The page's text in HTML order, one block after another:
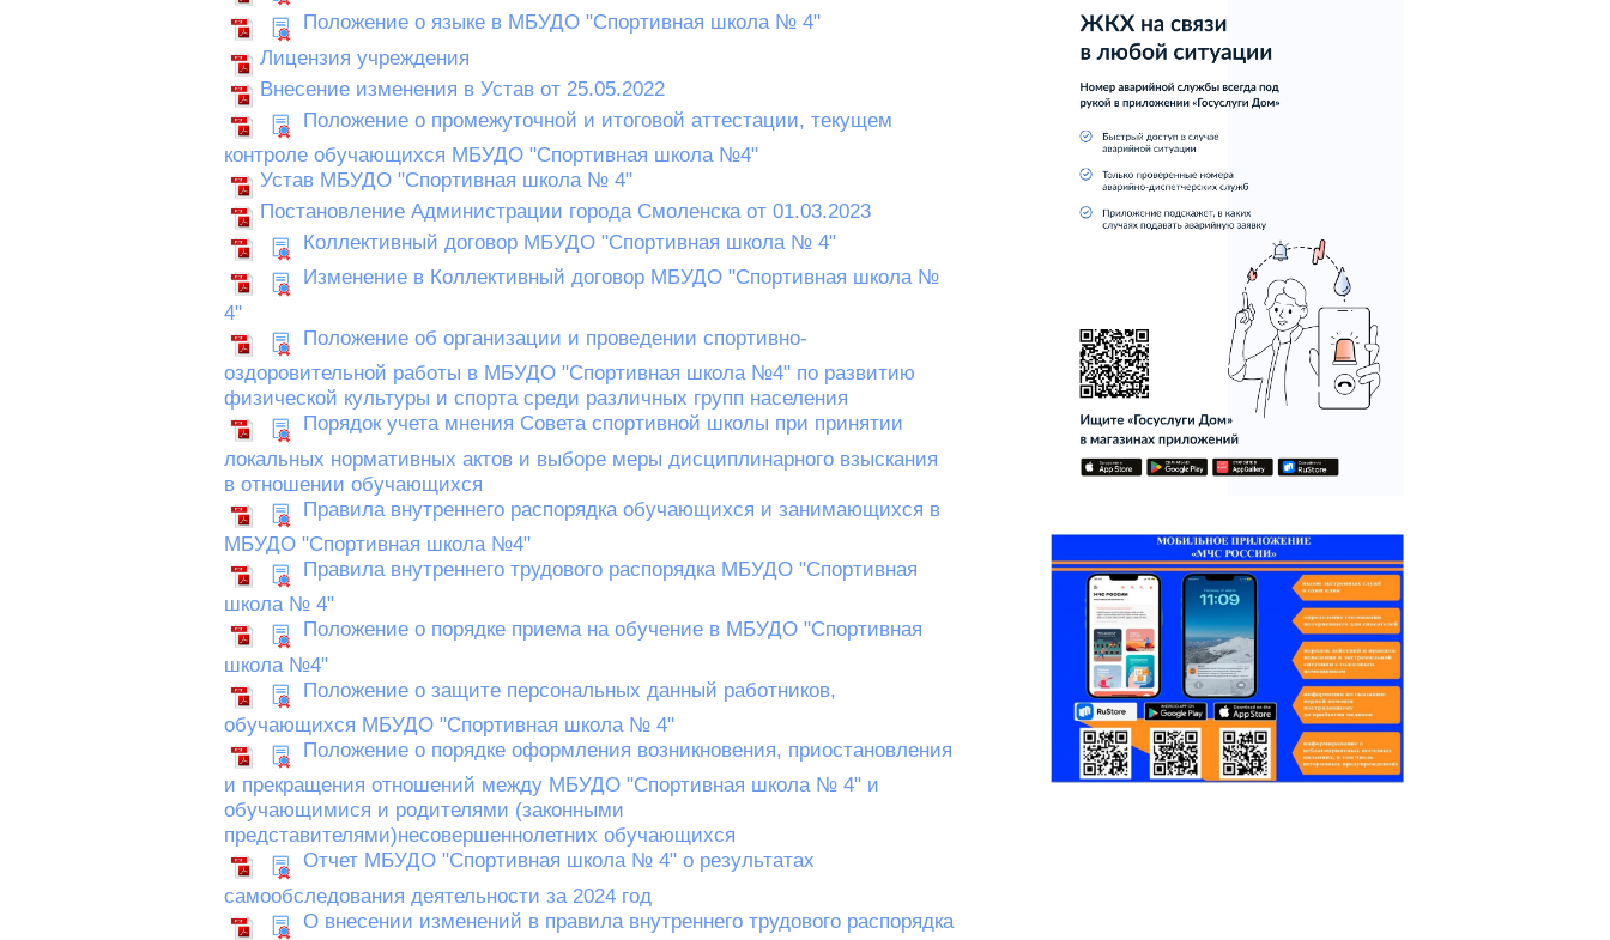
Положение о языке в МБУДО "Спортивная школа № 4"
Лицензия учреждения
Внесение изменения в Устав от 25.05.2022
Положение о промежуточной и итоговой аттестации, текущем
контроле обучающихся МБУДО "Спортивная школа №4"
Устав МБУДО "Спортивная школа № 4"
Постановление Администрации города Смоленска от 01.03.2023
Коллективный договор МБУДО "Спортивная школа № 4"
Изменение в Коллективный договор МБУДО "Спортивная школа №
4"
Положение об организации и проведении спортивно-
оздоровительной работы в МБУДО "Спортивная школа №4" по развитию
физической культуры и спорта среди различных групп населения
Порядок учета мнения Совета спортивной школы при принятии
локальных нормативных актов и выборе меры дисциплинарного взыскания
в отношении обучающихся
Правила внутреннего распорядка обучающихся и занимающихся в
МБУДО "Спортивная школа №4"
Правила внутреннего трудового распорядка МБУДО "Спортивная
школа № 4"
Положение о порядке приема на обучение в МБУДО "Спортивная
школа №4"
Положение о защите персональных данный работников,
обучающихся МБУДО "Спортивная школа № 4"
Положение о порядке оформления возникновения, приостановления
и прекращения отношений между МБУДО "Спортивная школа № 4" и
обучающимися и родителями (законными
представителями)несовершеннолетних обучающихся
Отчет МБУДО "Спортивная школа № 4" о результатах
самообследования деятельности за 2024 год
О внесении изменений в правила внутреннего трудового распорядка